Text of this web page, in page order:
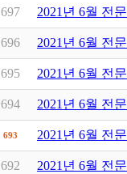
697 2021년 6월 전
696 2021년 6월 전
695 2021년 6월 전
694 2021년 6월 전
693 2021년 6월 전
692 2021년 6월 전